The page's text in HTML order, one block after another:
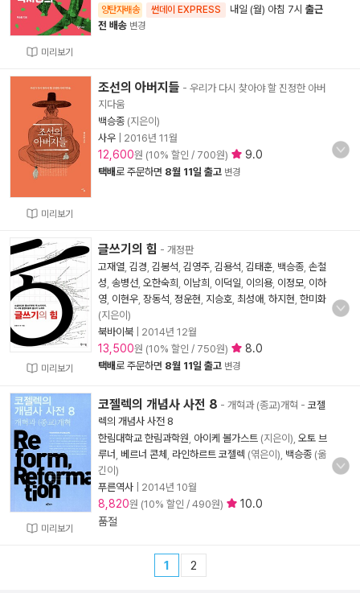
미리보기
양탄자배송 썬데이 EXPRESS 내일 (월) 아침 7시 출근
전 배송 변경
미리보기
조선의 아버지들 - 우리가 다시 찾아야 할 진정한 아버
지다움
백승종 (지은이)
사우
2016년 11월
12,600원 (10% 할인 / 700원) 9.0
택배로 주문하면 8월 11일 출고 변경
미리보기
글쓰기의 힘 - 개정판
고재열 김경 김봉석 김영주 김용석 김태훈 백승종 손철
성 송병선 오한숙희 이남희 이덕일 이의용, 이정모 이하
영 이현우 장동석 정운현 지승호 최성애 하지현 한미화
(지은이)
북바이북
2014년 12월
13,500원 (10% 할인 / 750원) 8.0
택배로 주문하면 8월 11일 출고 변경
미리보기
코젤렉의 개념사 사전 8 - 개혁과 (종교)개혁 - 코젤
렉의 개념사 사전 8
한림대학교 한림과학원 아이케 볼가스트 (지은이), 오토 브
루너 베르너 콘체 라인하르트 코젤렉 (엮은이), 백승종 (옮
긴이)
푸른역사
2014년 10월
8,820원 (10% 할인 / 490원)
10.0
품절
1 2